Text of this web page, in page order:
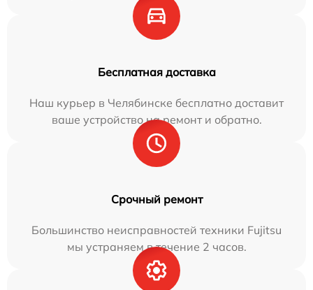
Бесплатная доставка
Наш курьер в Челябинске бесплатно доставит
ваше устройство на ремонт и обратно.
Срочный ремонт
Большинство неисправностей техники Fujitsu
мы устраняем в течение 2 часов.